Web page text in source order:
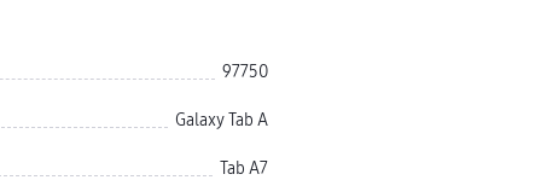
97750
Galaxy Tab A
Tab A7